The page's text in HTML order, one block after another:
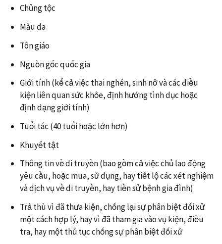
Chủng tộc
Màu da
Tôn giáo
Nguồn gốc quốc gia
Giới tính (kể cả việc thai nghén, sinh nở và các điều
kiện liên quan sức khỏe, định hướng tình dục hoặc
định dạng giới tính)
Tuổi tác (40 tuổi hoặc lớn hơn)
Khuyết tật
Thông tin về di truyền (bao gồm cả việc chủ lao động
yêu cầu, hoặc mua, sử dụng, hay tiết lộ các xét nghiệm
và dịch vụ về di truyền, hay tiền sử bệnh gia đình)
Trả thù vì đã thưa kiện, chống lại sự phân biệt đối xử
một cách hợp lý, hay vì đã tham gia vào vụ kiện, điều
tra, hay một thủ tục chống sự phân biệt đối xử